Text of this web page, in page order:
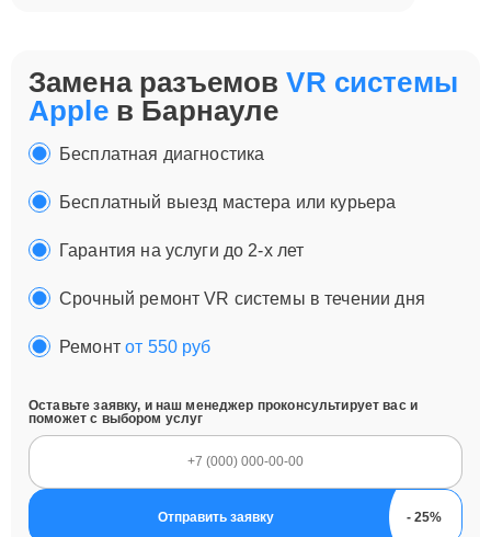
Замена разъемовVR системы
Appleв Барнауле
Бесплатная диагностика
Бесплатный выезд мастера или курьера
Гарантия на услуги до 2-х лет
Срочный ремонт VR системы в течении дня
Ремонтот 550 руб
Оставьте заявку, и наш менеджер проконсультирует вас и
поможет с выбором услуг
Отправить заявку